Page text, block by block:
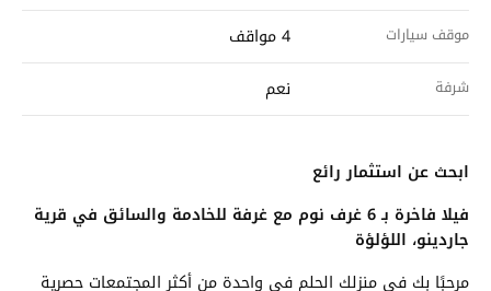
موقف سيارات 4 مواقف
شرفة نعم
ابحث عن استثمار رائع
فيلا فاخرة بـ 6 غرف نوم مع غرفة للخادمة والسائق في قرية
جاردينو، اللؤلؤة
مرحبًا بك في منزلك الحلم في واحدة من أكثر المجتمعات حصرية